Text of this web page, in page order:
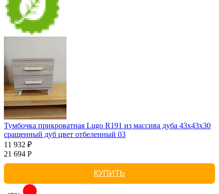
Тумбочка прикроватная Lugo R191 из массива дуба 43х43х30
сращенный дуб цвет отбеленный 03
11 932 ₽
21 694 Р
КУПИТЬ